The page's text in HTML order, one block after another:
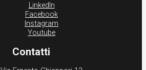
LinkedIn
Facebook
Instagram
Youtube
Contatti